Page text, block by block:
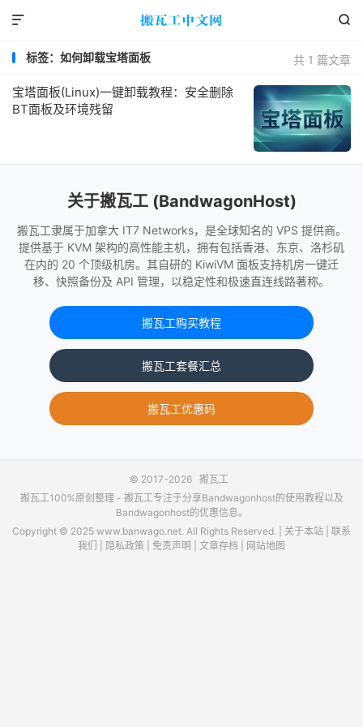


共 1 篇文章
标签：如何卸载宝塔面板
宝塔面板(Linux)一键卸载教程：安全删除
BT面板及环境残留
关于搬瓦工 (BandwagonHost)
搬瓦工隶属于加拿大 IT7 Networks，是全球知名的 VPS 提供商。
提供基于 KVM 架构的高性能主机，拥有包括香港、东京、洛杉矶
在内的 20 个顶级机房。其自研的 KiwiVM 面板支持机房一键迁
移、快照备份及 API 管理，以稳定性和极速直连线路著称。
搬瓦工购买教程
搬瓦工套餐汇总
搬瓦工优惠码
© 2017-2026 搬瓦工
搬瓦工100%原创整理 - 搬瓦工专注于分享Bandwagonhost的使用教程以及
Bandwagonhost的优惠信息。
Copyright © 2025 www.banwago.net. All Rights Reserved. | 关于本站
联系
我们
隐私政策 免责声明 文章存档 网站地图